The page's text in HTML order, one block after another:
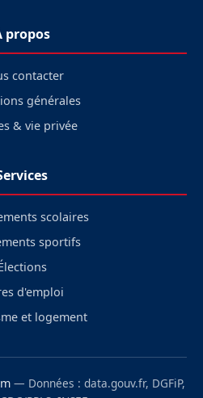
propos
contacter
générales
& vie privée
scolaires
sportifs
d'emploi
et logement
— Données : data.gouv.fr, DGFiP,